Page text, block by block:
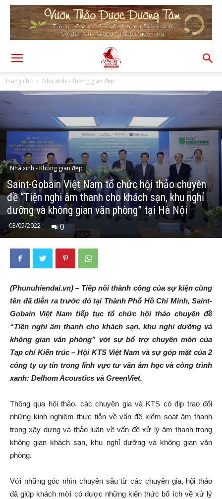
Trang chủ Nhà xinh - Không gian đẹp
Nhà xinh - Không gian đẹp
Saint-Gobain Việt Nam tổ chức hội thảo chuyên
đề “Tiện nghi âm thanh cho khách sạn, khu nghỉ
dưỡng và không gian văn phòng” tại Hà Nội
03/05/2022 0
(Phunuhiendai.vn) – Tiếp nối thành công của sự kiện cùng
tên đã diễn ra trước đó tại Thành Phố Hồ Chí Minh, Saint-
Gobain Việt Nam tiếp tục tổ chức hội thảo chuyên đề
“Tiện nghi âm thanh cho khách sạn, khu nghỉ dưỡng và
không gian văn phòng” với sự bổ trợ chuyên môn của
Tạp chí Kiến trúc – Hội KTS Việt Nam và sự góp mặt của 2
công ty uy tín trong lĩnh vực tư vấn âm học và công trình
xanh: Delhom Acoustics và GreenViet.
Thông qua hội thảo, các chuyên gia và KTS có dịp trao đổi
những kinh nghiệm thực tiễn về vấn đề kiểm soát âm thanh
trong xây dựng và thảo luận về vấn đề xử lý âm thanh trong
không gian khách sạn, khu nghỉ dưỡng và không gian văn
phòng.
Với những góc nhìn chuyên sâu từ các chuyên gia, hội thảo
đã giúp khách mời có được những kiến thức bổ ích về xử lý